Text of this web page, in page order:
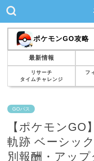
ポケモンGO攻略
最新情報
リサーチ
タイムチャレンジ
フ
GOパス
【ポケモンGO
軌跡 ベーシッ
別報酬・アッ